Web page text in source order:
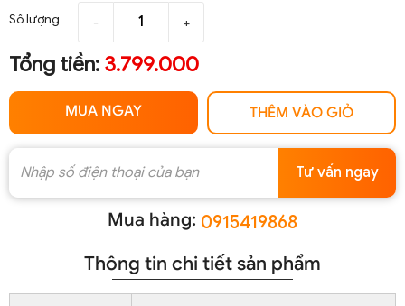
Số lượng - +
Tổng tiền: 3.799.000
MUA NGAY THÊM VÀO GIỎ
Tư vấn ngay
Mua hàng: 0915419868
Thông tin chi tiết sản phẩm